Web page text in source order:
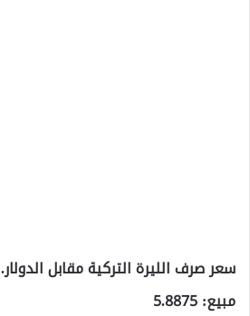
سعر صرف الليرة التركية مقابل الدولار.
مبيع: 5.8875